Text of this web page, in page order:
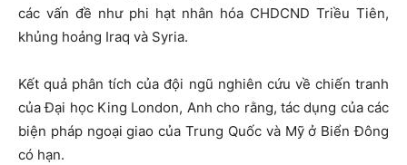
các vấn đề như phi hạt nhân hóa CHDCND Triều Tiên,
khủng hoảng Iraq và Syria.
Kết quả phân tích của đội ngũ nghiên cứu về chiến tranh
của Đại học King London, Anh cho rằng, tác dụng của các
biện pháp ngoại giao của Trung Quốc và Mỹ ở Biển Đông
có hạn.